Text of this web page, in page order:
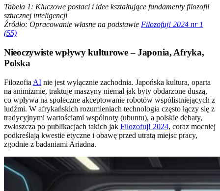
Tabela 1: Kluczowe postaci i idee kształtujące fundamenty filozofii
sztucznej inteligencji
Źródło: Opracowanie własne na podstawie Filozofuj! 2024 nr 1
(55)
Nieoczywiste wpływy kulturowe – Japonia, Afryka,
Polska
Filozofia AI nie jest wyłącznie zachodnia. Japońska kultura, oparta
na animizmie, traktuje maszyny niemal jak byty obdarzone duszą,
co wpływa na społeczne akceptowanie robotów współistniejących z
ludźmi. W afrykańskich rozumieniach technologia często łączy się z
tradycyjnymi wartościami wspólnoty (ubuntu), a polskie debaty,
zwłaszcza po publikacjach takich jak Filozofuj! 2024, coraz mocniej
podkreślają kwestie etyczne i obawę przed utratą miejsc pracy,
zgodnie z badaniami Ariadna.